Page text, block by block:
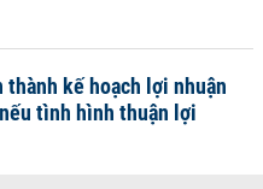
thành kế hoạch lợi nhuận
tình hình thuận lợi